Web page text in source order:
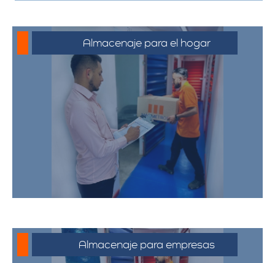
Almacenaje para el hogar
Ofrecemos servicios de almacenamiento
para muebles, electrodomésticos, y
pertenencias personales, asegurando
que sus bienes estén protegidos y
accesibles.
Almacenaje para empresas
Soluciones de almacenamiento